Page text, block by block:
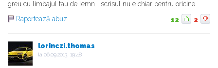
greu cu limbajul tau de lemn....scrisul nu e chiar pentru oricine.
Raportează abuz
12 2
lorinczi.thomas
la 06.09.2013, 19:48